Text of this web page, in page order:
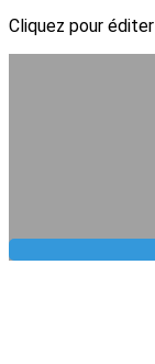
Cliquez pour éditer